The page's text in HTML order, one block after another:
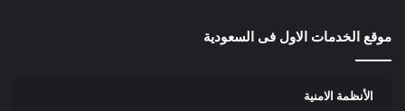
موقع الخدمات الاول فى السعودية
الأنظمة الامنية